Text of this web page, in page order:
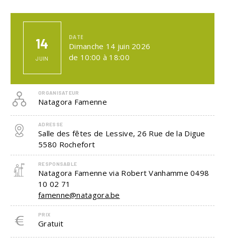
14
JUIN
DATE
Dimanche 14 juin 2026
de 10:00 à 18:00
ORGANISATEUR
Natagora Famenne
ADRESSE
Salle des fêtes de Lessive, 26 Rue de la Digue
5580 Rochefort
RESPONSABLE
Natagora Famenne via Robert Vanhamme0498
10 02 71
famenne@natagora.be
PRIX
Gratuit